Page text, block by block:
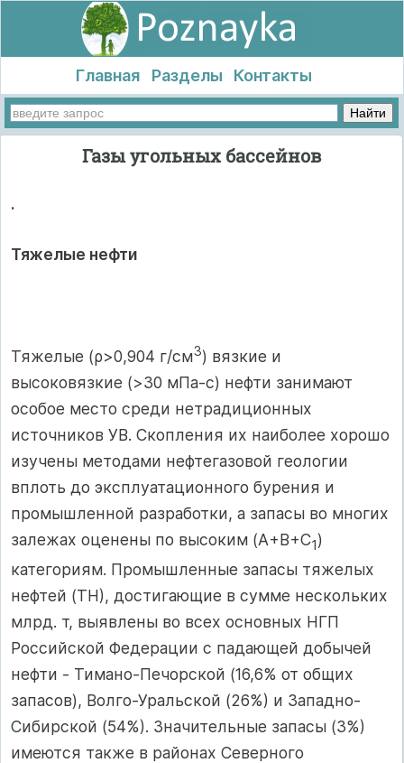
Главная Разделы Контакты
Газы угольных бассейнов
.
Тяжелые нефти
Тяжелые (ρ>0,904 г/см3) вязкие и
высоковязкие (>30 мПа-с) нефти занимают
особое место среди нетрадиционных
источников УВ. Скопления их наиболее хорошо
изучены методами нефтегазовой геологии
вплоть до эксплуатационного бурения и
промышленной разработки, а запасы во многих
залежах оценены по высоким (A+B+C1)
категориям. Промышленные запасы тяжелых
нефтей (ТН), достигающие в сумме нескольких
млрд. т, выявлены во всех основных НГП
Российской Федерации с падающей добычей
нефти - Тимано-Печорской (16,6% от общих
запасов), Волго-Уральской (26%) и Западно-
Сибирской (54%). Значительные запасы (3%)
имеются также в районах Северного